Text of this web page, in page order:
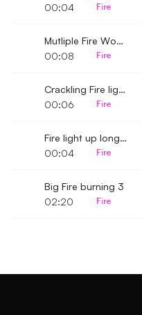
00:04
Fire
Mutliple Fire Wooshs
00:08
Fire
Crackling Fire light up whoosh
00:06
Fire
Fire light up long whoosh
00:04
Fire
Big Fire burning 3
02:20
Fire